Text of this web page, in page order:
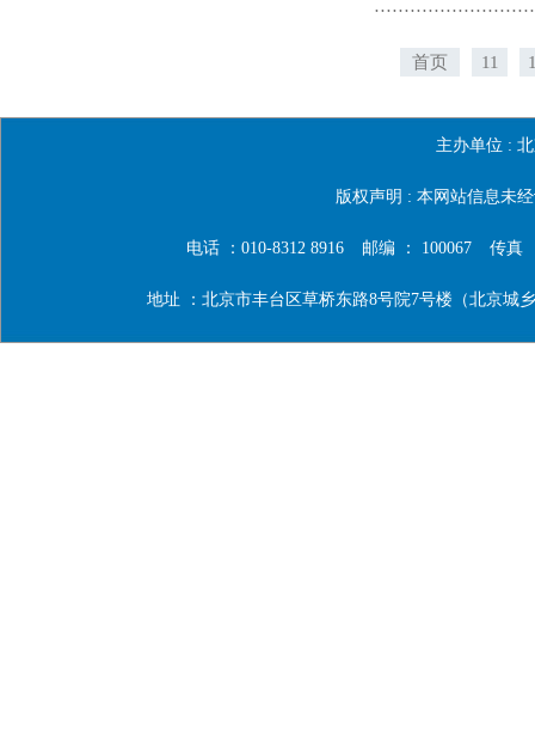
首页 11
主办单位 :
版权声明 : 本网站信息未
电话 ：010-8312 8916 邮编 ： 100067 传真
地址 ：北京市丰台区草桥东路8号院7号楼（北京城